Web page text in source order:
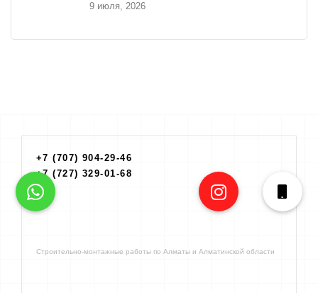
9 июля, 2026
+7 (707) 904-29-46
+7 (727) 329-01-68
Строительно-монтажные работы по Алматы и Алматинской области